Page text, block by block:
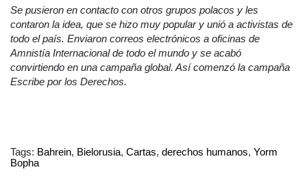
Se pusieron en contacto con otros grupos polacos y les
contaron la idea, que se hizo muy popular y unió a activistas de
todo el país. Enviaron correos electrónicos a oficinas de
Amnistía Internacional de todo el mundo y se acabó
convirtiendo en una campaña global. Así comenzó la campaña
Escribe por los Derechos.
Tags: Bahrein, Bielorusia, Cartas, derechos humanos, Yorm
Bopha